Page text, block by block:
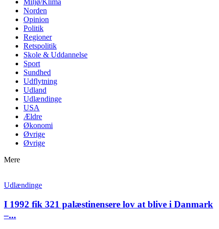
Norden
Opinion
Politik
Regioner
Retspolitik
Skole & Uddannelse
Sport
Sundhed
Udflytning
Udland
Udlændinge
USA
Ældre
Økonomi
Øvrige
Øvrige
Mere
Udlændinge
I 1992 fik 321 palæstinensere lov at blive i Danmark
–...